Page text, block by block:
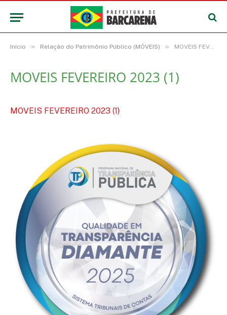
Início » Relação do Patrimônio Público (MÓVEIS) » MOVEIS FEVEREIRO 2023 (1)
MOVEIS FEVEREIRO 2023 (1)
MOVEIS FEVEREIRO 2023 (1)